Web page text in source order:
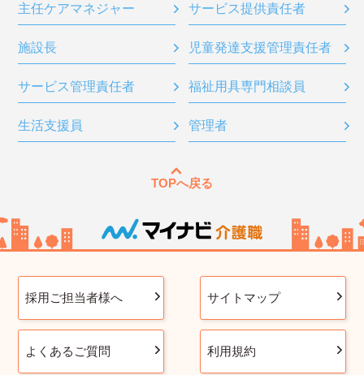
主任ケアマネジャー サービス提供責任者
施設長 児童発達支援管理責任者
サービス管理責任者 福祉用具専門相談員
生活支援員 管理者
TOPへ戻る
採用ご担当者様へ サイトマップ
よくあるご質問 利用規約